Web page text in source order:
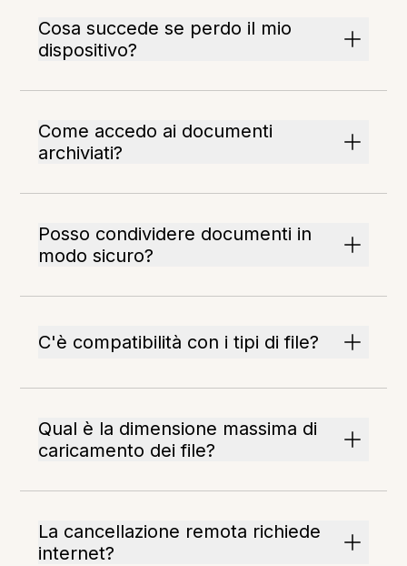
Cosa succede se perdo il mio
dispositivo?
Come accedo ai documenti
archiviati?
Posso condividere documenti in
modo sicuro?
C'è compatibilità con i tipi di file?
Qual è la dimensione massima di
caricamento dei file?
La cancellazione remota richiede
internet?